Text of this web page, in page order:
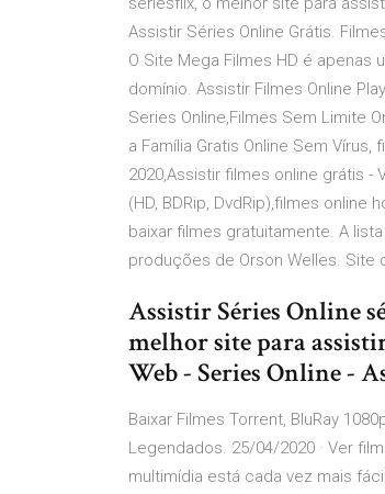
Assistir Séries Online Grátis.
O Site Mega Filmes HD é
domínio. Assistir Filmes Online
Series Online,Filmes Sem Limite
a Família Gratis Online Sem
2020,Assistir filmes online grátis
(HD, BDRip, DvdRip),filmes
baixar filmes gratuitamente. A
produções de Orson Welles. Site
Assistir Séries Online
melhor site para
Web - Series Online -
Baixar Filmes Torrent, BluRay
Legendados. 25/04/2020 · Ver
multimídia está cada vez mais